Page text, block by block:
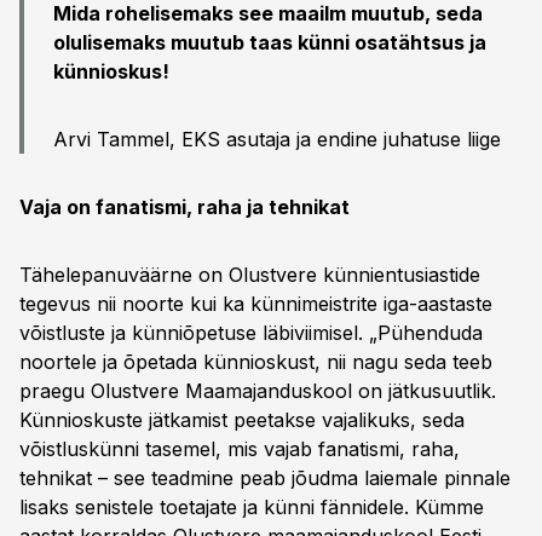
Mida rohelisemaks see maailm muutub, seda
olulisemaks muutub taas künni osatähtsus ja
künnioskus!
Arvi Tammel, EKS asutaja ja endine juhatuse liige
Vaja on fanatismi, raha ja tehnikat
Tähelepanuväärne on Olustvere künnientusiastide
tegevus nii noorte kui ka künnimeistrite iga-aastaste
võistluste ja künniõpetuse läbiviimisel. „Pühenduda
noortele ja õpetada künnioskust, nii nagu seda teeb
praegu Olustvere Maamajanduskool on jätkusuutlik.
Künnioskuste jätkamist peetakse vajalikuks, seda
võistluskünni tasemel, mis vajab fanatismi, raha,
tehnikat – see teadmine peab jõudma laiemale pinnale
lisaks senistele toetajate ja künni fännidele. Kümme